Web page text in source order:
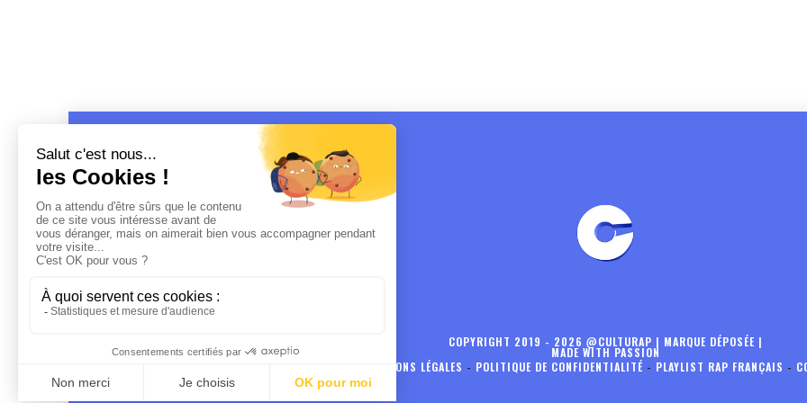
COPYRIGHT 2019 - 2026 @CULTURAP | MARQUE DÉPOSÉE |
MADE WITH PASSION
MENTIONS LÉGALES - POLITIQUE DE CONFIDENTIALITÉ - PLAYLIST RAP FRANÇAIS -